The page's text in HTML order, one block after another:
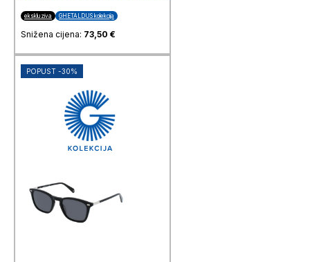
ekskluziva GHETALDUS kolekcija
Snižena cijena: 73,50 €
POPUST -30%